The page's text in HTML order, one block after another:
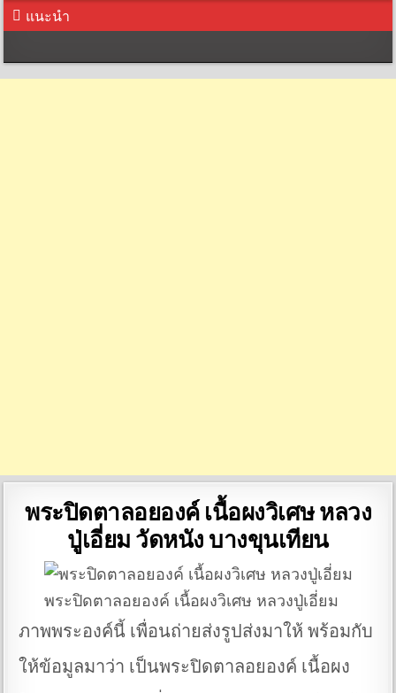
แนะนำ
พระปิดตาลอยองค์ เนื้อผงวิเศษ หลวง
ปู่เอี่ยม วัดหนัง บางขุนเทียน
พระปิดตาลอยองค์ เนื้อผงวิเศษ หลวงปู่เอี่ยม
ภาพพระองค์นี้ เพื่อนถ่ายส่งรูปส่งมาให้ พร้อมกับ
ให้ข้อมูลมาว่า เป็นพระปิดตาลอยองค์ เนื้อผง